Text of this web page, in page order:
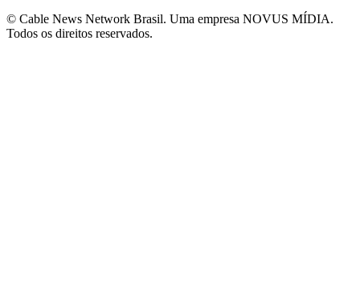
© Cable News Network Brasil. Uma empresa NOVUS MÍDIA.
Todos os direitos reservados.